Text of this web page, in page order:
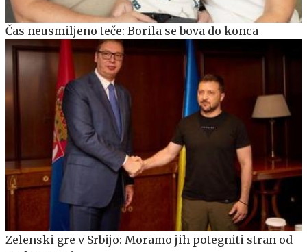
Čas neusmiljeno teče: Borila se bova do konca
Zelenski gre v Srbijo: Moramo jih potegniti stran od